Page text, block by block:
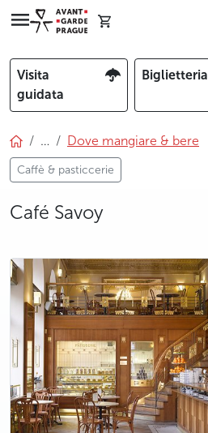
Visita
guidata
Biglietteria
… Dove mangiare & bere
Caffè & pasticcerie
Café Savoy
photo 5